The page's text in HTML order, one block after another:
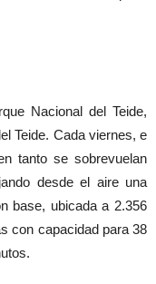
Nacional del Teide,
Teide. Cada viernes, e
tanto se sobrevuelan
desde el aire una
base, ubicada a 2.356
con capacidad para 38